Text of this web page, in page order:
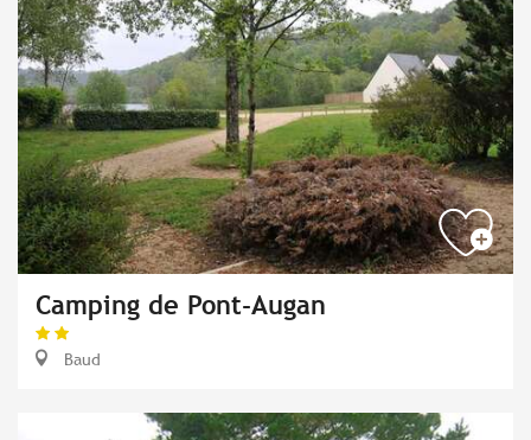
Camping de Pont-Augan
Baud